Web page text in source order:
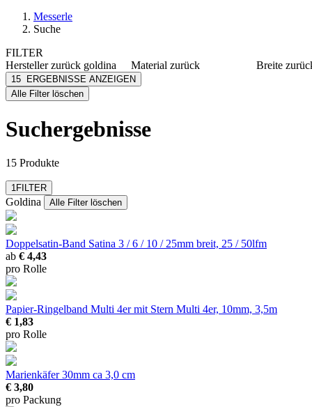
Messerle
Suche
FILTER
Herstellerzurück goldina
Goldina
[e] one
3M
mehr anzeigen
Material zurück
Breite
15
ERGEBNISSE ANZEIGEN
Alle Filter löschen
Suchergebnisse
15 Produkte
1FILTER
Goldina Alle Filter löschen
Doppelsatin-Band Satina 3 / 6 / 10 / 25mm breit, 25 / 50lfm
ab € 4,43
pro Rolle
Papier-Ringelband Multi 4er mit Stern Multi 4er, 10mm, 3,5m
€ 1,83
pro Rolle
Marienkäfer 30mm ca 3,0 cm
€ 3,80
pro Packung